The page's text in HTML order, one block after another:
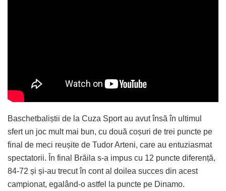
Baschetbaliștii de la Cuza Sport au avut însă în ultimul
sfert un joc mult mai bun, cu două coșuri de trei puncte pe
final de meci reușite de Tudor Arteni, care au entuziasmat
spectatorii. În final Brăila s-a impus cu 12 puncte diferență,
84-72 și și-au trecut în cont al doilea succes din acest
campionat, egalând-o astfel la puncte pe Dinamo.